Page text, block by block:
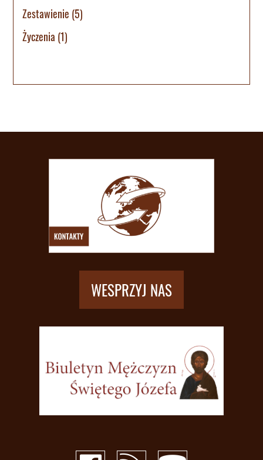
Zestawienie (5)
Życzenia (1)
WESPRZYJ NAS